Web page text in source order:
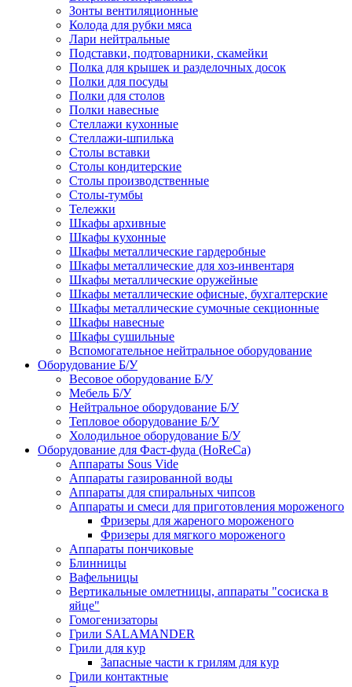
Зонты вентиляционные
Колода для рубки мяса
Лари нейтральные
Подставки, подтоварники, скамейки
Полка для крышек и разделочных досок
Полки для посуды
Полки для столов
Полки навесные
Стеллажи кухонные
Стеллажи-шпилька
Столы вставки
Столы кондитерские
Столы производственные
Столы-тумбы
Тележки
Шкафы архивные
Шкафы кухонные
Шкафы металлические гардеробные
Шкафы металлические для хоз-инвентаря
Шкафы металлические оружейные
Шкафы металлические офисные, бухгалтерские
Шкафы металлические сумочные секционные
Шкафы навесные
Шкафы сушильные
Вспомогательное нейтральное оборудование
Оборудование Б/У
Весовое оборудование Б/У
Мебель Б/У
Нейтральное оборудование Б/У
Тепловое оборудование Б/У
Холодильное оборудование Б/У
Оборудование для Фаст-фуда (HoReCa)
Аппараты Sous Vide
Аппараты газированной воды
Аппараты для спиральных чипсов
Аппараты и смеси для приготовления мороженого
Фризеры для жареного мороженого
Фризеры для мягкого мороженого
Аппараты пончиковые
Блинницы
Вафельницы
Вертикальные омлетницы, аппараты "сосиска в
яйце"
Гомогенизаторы
Грили SALAMANDER
Грили для кур
Запасные части к грилям для кур
Грили контактные